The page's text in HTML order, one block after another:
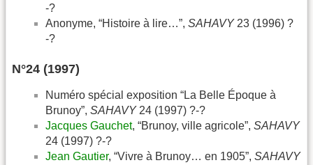
-?
Anonyme, “Histoire à lire…”, SAHAVY23 (1996) ?
-?
N°24 (1997)
Numéro spécial exposition “La Belle Époque à
Brunoy”, SAHAVY24 (1997) ?-?
Jacques Gauchet, “Brunoy, ville agricole”, SAHAVY
24 (1997) ?-?
Jean Gautier, “Vivre à Brunoy… en 1905”, SAHAVY